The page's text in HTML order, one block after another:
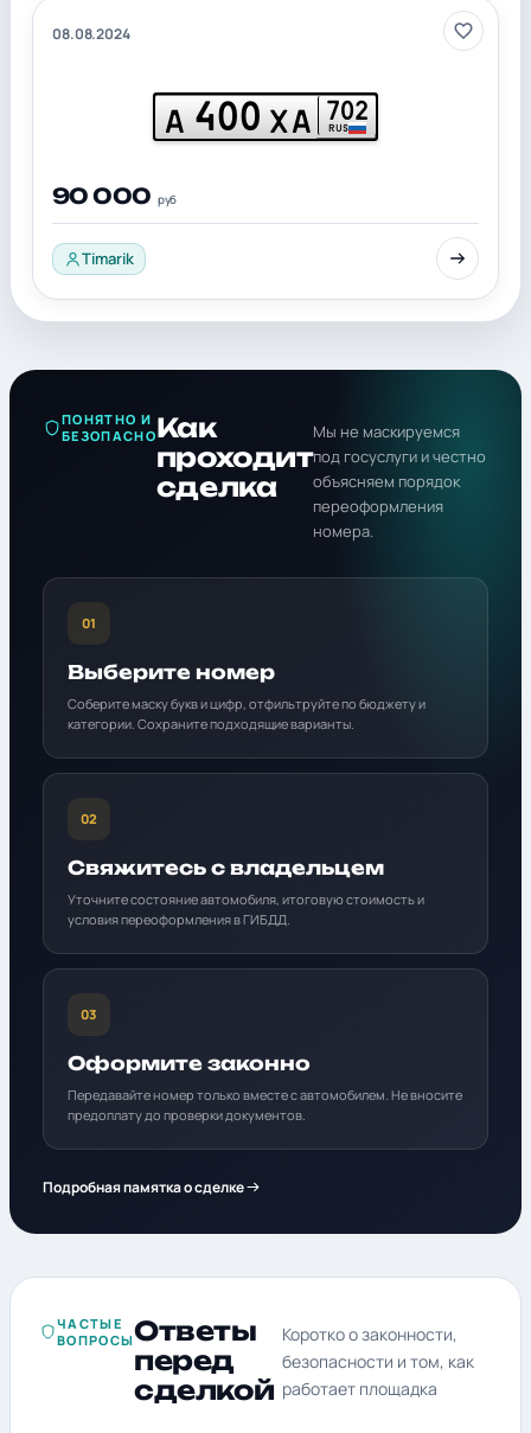
08.08.2024
А 400 ХА 702
RUS
90 000 руб
Timarik
ПОНЯТНО И
БЕЗОПАСНОКак
проходит
сделка
Мы не маскируемся
под госуслуги и честно
объясняем порядок
переоформления
номера.
01
Выберите номер
Соберите маску букв и цифр, отфильтруйте по бюджету и
категории. Сохраните подходящие варианты.
02
Свяжитесь с владельцем
Уточните состояние автомобиля, итоговую стоимость и
условия переоформления в ГИБДД.
03
Оформите законно
Передавайте номер только вместе с автомобилем. Не вносите
предоплату до проверки документов.
Подробная памятка о сделке
ЧАСТЫЕ
ВОПРОСЫОтветы
перед
сделкой
Коротко о законности,
безопасности и том, как
работает площадка